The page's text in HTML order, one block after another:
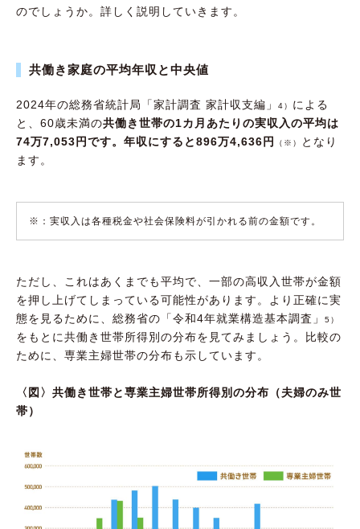
のでしょうか。詳しく説明していきます。
共働き家庭の平均年収と中央値
2024年の総務省統計局「家計調査 家計収支編」 4） による
と、60歳未満の共働き世帯の1カ月あたりの実収入の平均は
74万7,053円です。年収にすると896万4,636円
（※）
となり
ます。
※：実収入は各種税金や社会保険料が引かれる前の金額です。
ただし、これはあくまでも平均で、一部の高収入世帯が金額
を押し上げてしまっている可能性があります。より正確に実
態を見るために、総務省の「令和4年就業構造基本調査」
5）
をもとに共働き世帯所得別の分布を見てみましょう。比較の
ために、専業主婦世帯の分布も示しています。
〈図〉共働き世帯と専業主婦世帯所得別の分布（夫婦のみ世
帯）